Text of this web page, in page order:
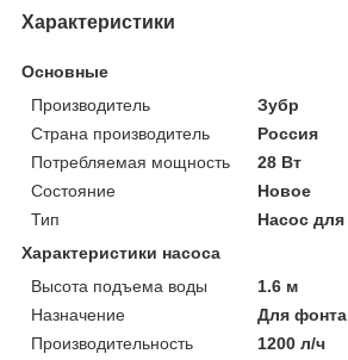
Характеристики
Основные
Производитель
Зубр
Страна производитель
Россия
Потребляемая мощность
28 Вт
Состояние
Новое
Тип
Насос
Характеристики насоса
Высота подъема воды
1.6 м
Назначение
Для
Производительность
1200 л/ч